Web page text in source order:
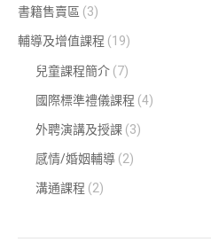
書籍售賣區 (3)
輔導及增值課程 (19)
兒童課程簡介 (7)
國際標準禮儀課程 (4)
外聘演講及授課 (3)
感情/婚姻輔導 (2)
溝通課程 (2)